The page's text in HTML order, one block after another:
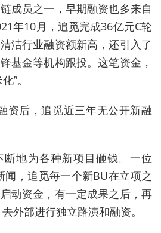
成员之一，早期融资也多来自
年10月，追觅完成36亿元C轮
洁行业融资额新高，还引入了
基金等机构跟投。这笔资金，
”。
资后，追觅近三年无公开新融
地为各种新项目砸钱。一位
闻，追觅每一个新BU在立项之
动资金，有一定成果之后，再
外部进行独立路演和融资。